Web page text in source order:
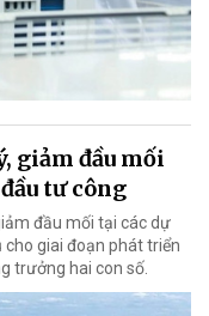
giảm đầu mối
tư công
đầu mối tại các dự
cho giai đoạn phát triển
trưởng hai con số.